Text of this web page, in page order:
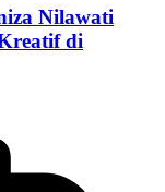
Nilawati
di